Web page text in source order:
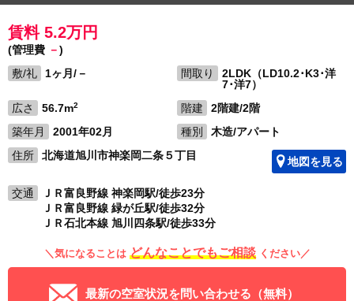
賃料 5.2万円
(管理費 －)
敷/礼
1ヶ月/－ 間取り
2LDK（LD10.2･K3･洋
7･洋7）
広さ
56.7m2 階建
2階建/2階
築年月
2001年02月 種別
木造/アパート
住所
北海道旭川市神楽岡二条５丁目 地図を見る
交通
ＪＲ富良野線 神楽岡駅/徒歩23分
ＪＲ富良野線 緑が丘駅/徒歩32分
ＪＲ石北本線 旭川四条駅/徒歩33分
＼気になることは どんなことでもご相談 ください／
最新の空室状況を問い合わせる（無料）